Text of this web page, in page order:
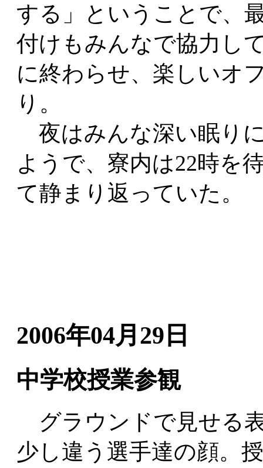
する」ということで、
付けもみんなで協力し
に終わらせ、楽しいオ
り。
夜はみんな深い眠り
ようで、寮内は22時を
て静まり返っていた。
2006年04月29日
中学校授業参観
グラウンドで見せる
少し違う選手達の顔。